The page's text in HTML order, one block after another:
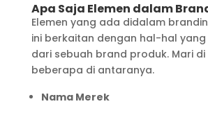
Apa Saja Elemen dalam
Elemen yang ada didalam
ini berkaitan dengan hal-hal
dari sebuah brand produk. Mari
beberapa di antaranya.
Nama Merek